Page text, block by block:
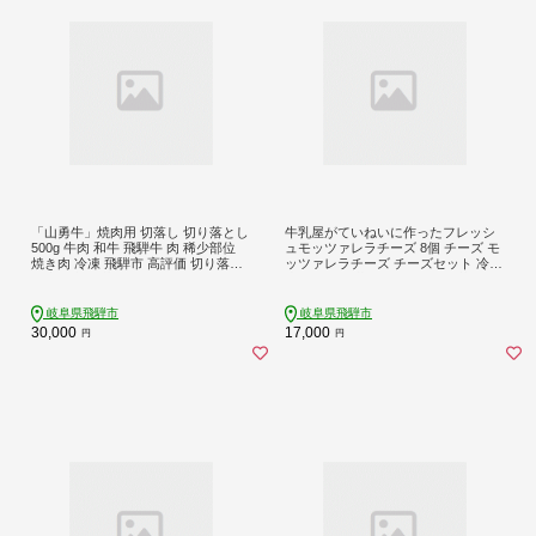
「山勇牛」焼肉用 切落し 切り落とし
500g 牛肉 和牛 飛騨牛 肉 稀少部位
焼き肉 冷凍 飛騨市 高評価 切り落と
岐阜県飛騨市
30,000 円
牛乳屋がていねいに作ったフレッシ
ュモッツァレラチーズ 8個 チーズ モ
ッツァレラチーズ チーズセット 冷蔵
時指定可 15000円 HIDAミルクプロジ
ェクト
岐阜県飛騨市
17,000 円